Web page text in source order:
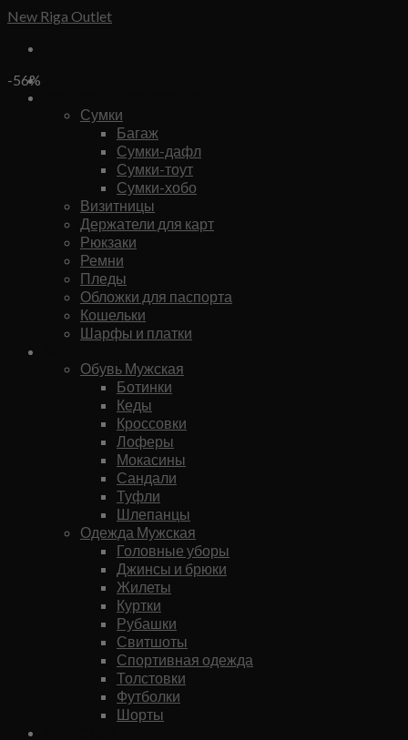
Skip
content
New Riga Outlet
Сумки
Багаж
Сумки-дафл
Сумки-тоут
Сумки-хобо
Визитницы
Держатели для карт
Рюкзаки
Ремни
Пледы
Обложки для паспорта
Кошельки
Шарфы и платки
Обувь Мужская
Ботинки
Кеды
Кроссовки
Лоферы
Мокасины
Сандали
Туфли
Шлепанцы
Одежда Мужская
Головные уборы
Джинсы и брюки
Жилеты
Куртки
Рубашки
Свитшоты
Спортивная одежда
Толстовки
Футболки
Шорты
-56%